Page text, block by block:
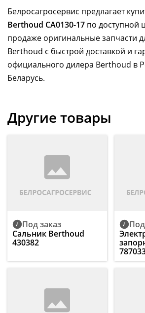
Белросагросервис предлагает
Berthoud CA0130-17 по доступной
продаже оригинальные запчасти
Berthoud с быстрой доставкой и
официального дилера Berthoud в
Беларусь.
Другие товары
Под заказ
Сальник Berthoud
430382